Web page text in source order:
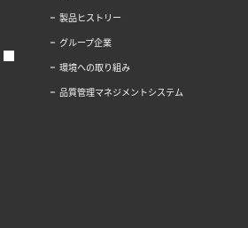
製品ヒストリー
グループ企業
環境への取り組み
品質管理マネジメントシステム